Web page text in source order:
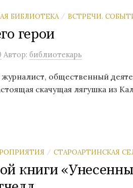
БИБЛИОТЕКА / ВСТРЕЧИ.
герои
Автор: библиотекарь
общественный
скачущая лягушка из
/ СТАРОАРТИНСКАЯ
книги